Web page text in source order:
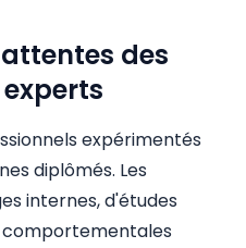
des
expérimentés
diplômés. Les
internes, d'études
comportementales